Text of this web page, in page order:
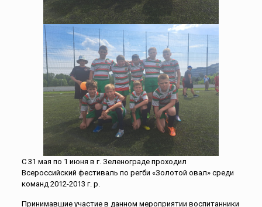
С 31 мая по 1 июня в г. Зеленограде проходил
Всероссийский фестиваль по регби «Золотой овал» среди
команд 2012-2013 г. р.
Принимавшие участие в данном мероприятии воспитанники